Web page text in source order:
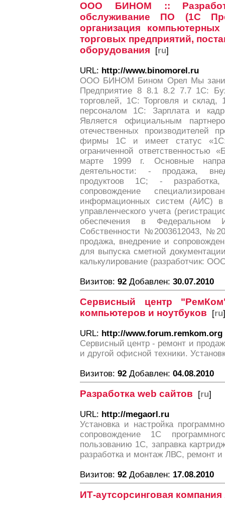
ООО БИНОМ ::
обслуживание ПО (1С
организация компьютерных
торговых предприятий,
оборудования [ru]
URL: http://www.binomorel.ru
ООО БИНОМ Бином Орел Мы
Предприятие 8 8.1 8.2 7.7 1С:
торговлей, 1С: Торговля и склад,
персоналом 1С: Зарплата и
Является официальным
отечественных производителей
фирмы 1С и имеет статус
ограниченной ответственностью
марте 1999 г. Основные
деятельности: - продажа,
продуктоов 1C; -
сопровождение
информационных систем (АИС) в
управленческого учета
обеспечения в Федеральном
Собственности №2003612043,
продажа, внедрение и
для выпуска сметной
калькулирование (разработчик:
Визитов: 92 Добавлен: 30.07.2010
Сервисный центр
компьютеров и ноутбуков [ru]
URL: http://www.forum.remkom.org
Сервисный центр - ремонт и
и другой офисной техники.
Визитов: 92 Добавлен: 04.08.2010
Разработка web сайтов [ru]
URL: http://megaorl.ru
Установка и настройка
сопровождение 1C
пользованию 1C, заправка
разработка и монтаж ЛВС, ремонт
Визитов: 92 Добавлен: 17.08.2010
ИТ-аутсорсинговая